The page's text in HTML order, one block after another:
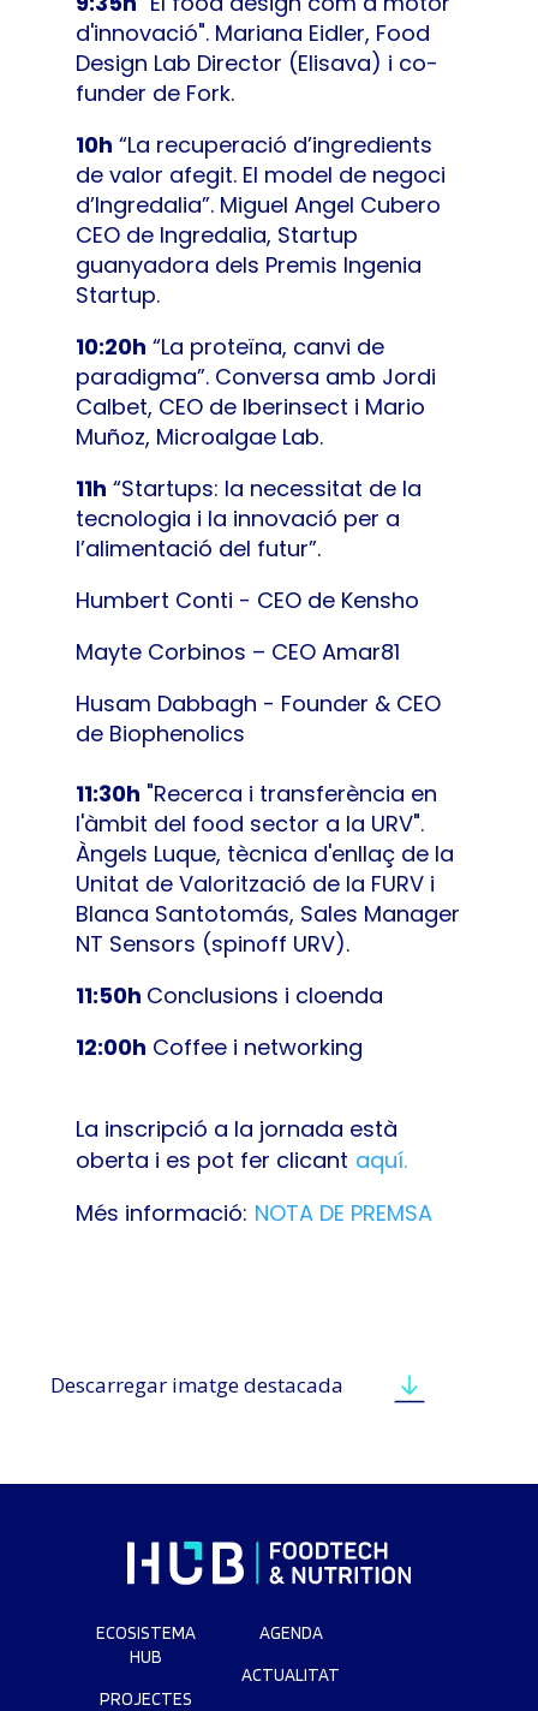
d'innovació". Mariana Eidler, Food
Design Lab Director (Elisava) i co-
funder de Fork.
10h “La recuperació d’ingredients
de valor afegit. El model de negoci
d’Ingredalia”. Miguel Angel Cubero
CEO de Ingredalia, Startup
guanyadora dels Premis Ingenia
Startup.
10:20h “La proteïna, canvi de
paradigma”. Conversa amb Jordi
Calbet, CEO de Iberinsect i Mario
Muñoz, Microalgae Lab.
11h “Startups: la necessitat de la
tecnologia i la innovació per a
l’alimentació del futur”.
Humbert Conti - CEO de Kensho
Mayte Corbinos – CEO Amar81
Husam Dabbagh - Founder & CEO
de Biophenolics
11:30h "Recerca i transferència en
l'àmbit del food sector a la URV".
Àngels Luque, tècnica d'enllaç de la
Unitat de Valorització de la FURV i
Blanca Santotomás, Sales Manager
NT Sensors (spinoff URV).
11:50h Conclusions i cloenda
12:00h Coffee i networking
La inscripció a la jornada està
oberta i es pot fer clicant aquí.
Més informació: NOTA DE PREMSA
Descarregar imatge destacada
ECOSISTEMA
HUB
PROJECTES
AGENDA
ACTUALITAT